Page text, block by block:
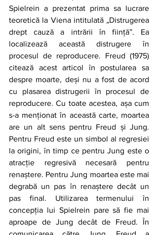
Spielrein a prezentat prima sa lucrare
teoretică la Viena intitulată „Distrugerea
drept cauză a intrării în ființă”. Ea
localizează această distrugere în
procesul de reproducere. Freud (1975)
citează acest articol în postularea sa
despre moarte, deși nu a fost de acord
cu plasarea distrugerii în procesul de
reproducere. Cu toate acestea, așa cum
s-a menționat în această carte, moartea
are un alt sens pentru Freud și Jung.
Pentru Freud este un simbol al regresiei
la origini, în timp ce pentru Jung este o
atracție regresivă necesară pentru
renaștere. Pentru Jung moartea este mai
degrabă un pas în renaștere decât un
pas final. Utilizarea termenului în
concepția lui Spielrein pare să fie mai
aproape de Jung decât de Freud. În